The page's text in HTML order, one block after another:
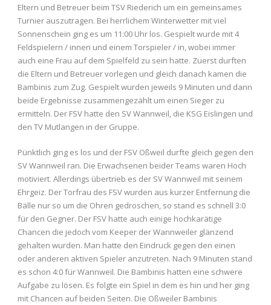
Eltern und Betreuer beim TSV Riederich um ein gemeinsames
Turnier auszutragen. Bei herrlichem Winterwetter mit viel
Sonnenschein ging es um 11:00 Uhr los. Gespielt wurde mit 4
Feldspielern / innen und einem Torspieler / in, wobei immer
auch eine Frau auf dem Spielfeld zu sein hatte. Zuerst durften
die Eltern und Betreuer vorlegen und gleich danach kamen die
Bambinis zum Zug. Gespielt wurden jeweils 9 Minuten und dann
beide Ergebnisse zusammengezählt um einen Sieger zu
ermitteln. Der FSV hatte den SV Wannweil, die KSG Eislingen und
den TV Mutlangen in der Gruppe.
Pünktlich ging es los und der FSV Oßweil durfte gleich gegen den
SV Wannweil ran. Die Erwachsenen beider Teams waren Hoch
motiviert. Allerdings übertrieb es der SV Wannweil mit seinem
Ehrgeiz. Der Torfrau des FSV wurden aus kurzer Entfernung die
Bälle nur so um die Ohren gedroschen, so stand es schnell 3:0
für den Gegner. Der FSV hatte auch einige hochkarätige
Chancen die jedoch vom Keeper der Wannweiler glänzend
gehalten wurden. Man hatte den Eindruck gegen den einen
oder anderen aktiven Spieler anzutreten. Nach 9 Minuten stand
es schon 4:0 für Wannweil. Die Bambinis hatten eine schwere
Aufgabe zu lösen. Es folgte ein Spiel in dem es hin und her ging
mit Chancen auf beiden Seiten. Die Oßweiler Bambinis